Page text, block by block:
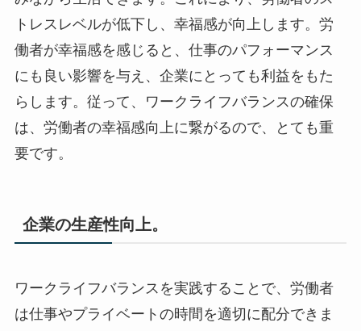
トレスレベルが低下し、幸福感が向上します。労
働者が幸福感を感じると、仕事のパフォーマンス
にも良い影響を与え、企業にとっても利益をもた
らします。従って、ワークライフバランスの確保
は、労働者の幸福感向上に繋がるので、とても重
要です。
企業の生産性向上。
ワークライフバランスを実践することで、労働者
は仕事やプライベートの時間を適切に配分できま